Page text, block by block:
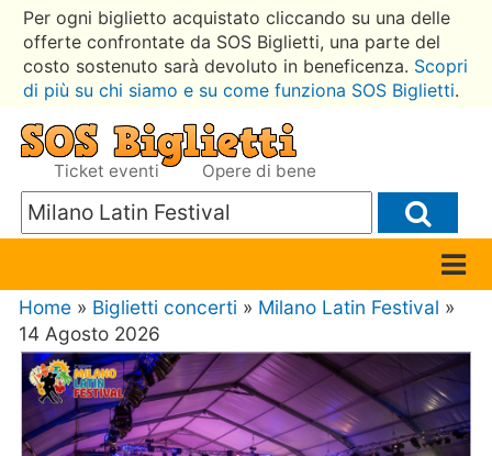
Per ogni biglietto acquistato cliccando su una delle
offerte confrontate da SOS Biglietti, una parte del
costo sostenuto sarà devoluto in beneficenza. Scopri
di più su chi siamo e su come funziona SOS Biglietti.
Ticket eventi Opere di bene
Home » Biglietti concerti » Milano Latin Festival »
14 Agosto 2026